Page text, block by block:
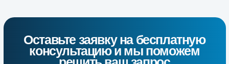
Контактная информация